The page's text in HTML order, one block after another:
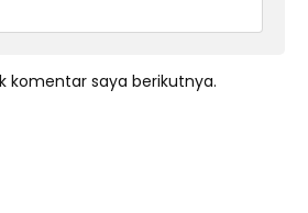
komentar saya berikutnya.